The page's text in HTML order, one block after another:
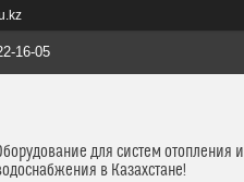
16-05
для систем отопления и
в Казахстане!